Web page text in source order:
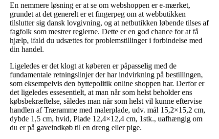
En nemmere løsning er at se om webshoppen er e-mærket,
grundet at det generelt er et fingerpeg om at webbutikken
tilslutter sig dansk lovgivning, og at netbutikken løbende tilses af
fagfolk som mestrer reglerne. Dette er en god chance for at få
hjælp, ifald du udsættes for problemstillinger i forbindelse med
din handel.
Ligeledes er det klogt at køberen er påpasselig med de
fundamentale retningslinjer der har indvirkning på bestillingen,
som eksempelvis den byttepolitik online shoppen har. Derfor er
det ligeledes essesentielt, at man når som helst beholder ens
købsbekræftelse, således man når som helst vil kunne eftervise
handlen af Træramme med malerplade, udv. mål 15,2×15,2 cm,
dybde 1,5 cm, hvid, Plade 12,4×12,4 cm, 1stk., uafhængig om
du er på gaveindkøb til en dreng eller pige.